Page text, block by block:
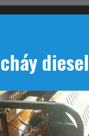
diesel